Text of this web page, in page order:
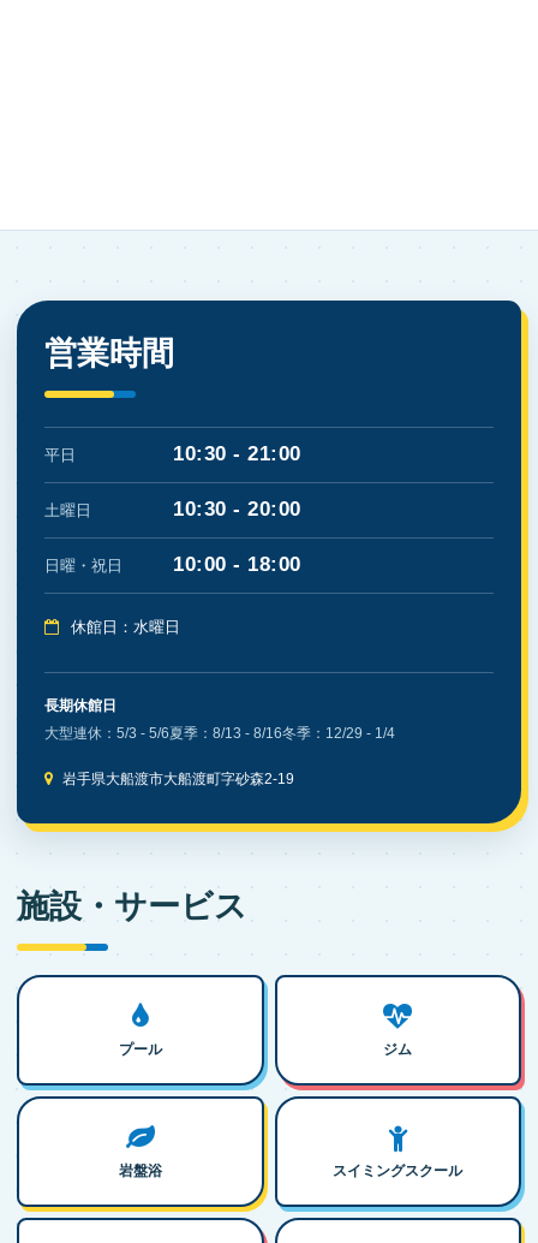
営業時間
平日 10:30 - 21:00
土曜日 10:30 - 20:00
日曜・祝日 10:00 - 18:00
休館日：水曜日
長期休館日
大型連休：5/3 - 5/6夏季：8/13 - 8/16冬季：12/29 - 1/4
岩手県大船渡市大船渡町字砂森2-19
施設・サービス
プール ジム
岩盤浴 スイミングスクール